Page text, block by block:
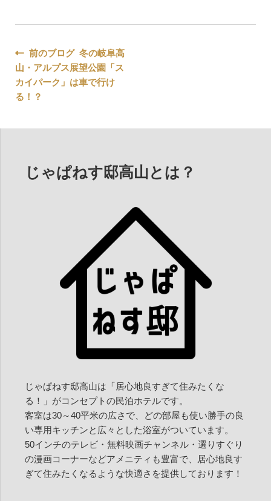
投
稿
ナ
ー
前のブログ 冬の岐阜高
山・アルプス展望公園「ス
カイパーク」は車で行け
る！？
じゃぱねす邸高山とは？
じゃぱねす邸高山は「居心地良すぎて住みたくな
る！」がコンセプトの民泊ホテルです。
客室は30～40平米の広さで、どの部屋も使い勝手の良
い専用キッチンと広々とした浴室がついています。
50インチのテレビ・無料映画チャンネル・選りすぐり
の漫画コーナーなどアメニティも豊富で、居心地良す
ぎて住みたくなるような快適さを提供しております！